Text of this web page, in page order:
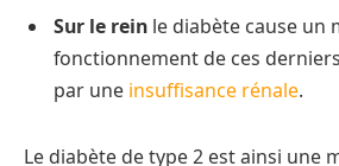
Sur le rein le diabète cause un
fonctionnement de ces
par une insuffisance rénale.
Le diabète de type 2 est ainsi une